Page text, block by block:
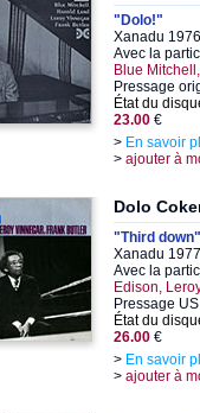
"Dolo!"
Xanadu
Avec la
Blue
Pressage
État du
23.00 €
> En savoir
> ajouter à
Dolo
"Third down"
Xanadu
Avec la
Edison,
Pressage
État du
26.00 €
> En savoir
> ajouter à